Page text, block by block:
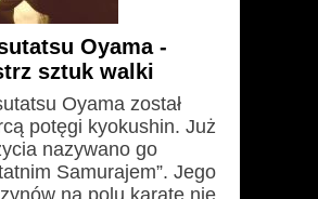
Oyama -
sztuk walki
Oyama został
potęgi kyokushin. Już
nazywano go
Samurajem”. Jego
na polu karate nie